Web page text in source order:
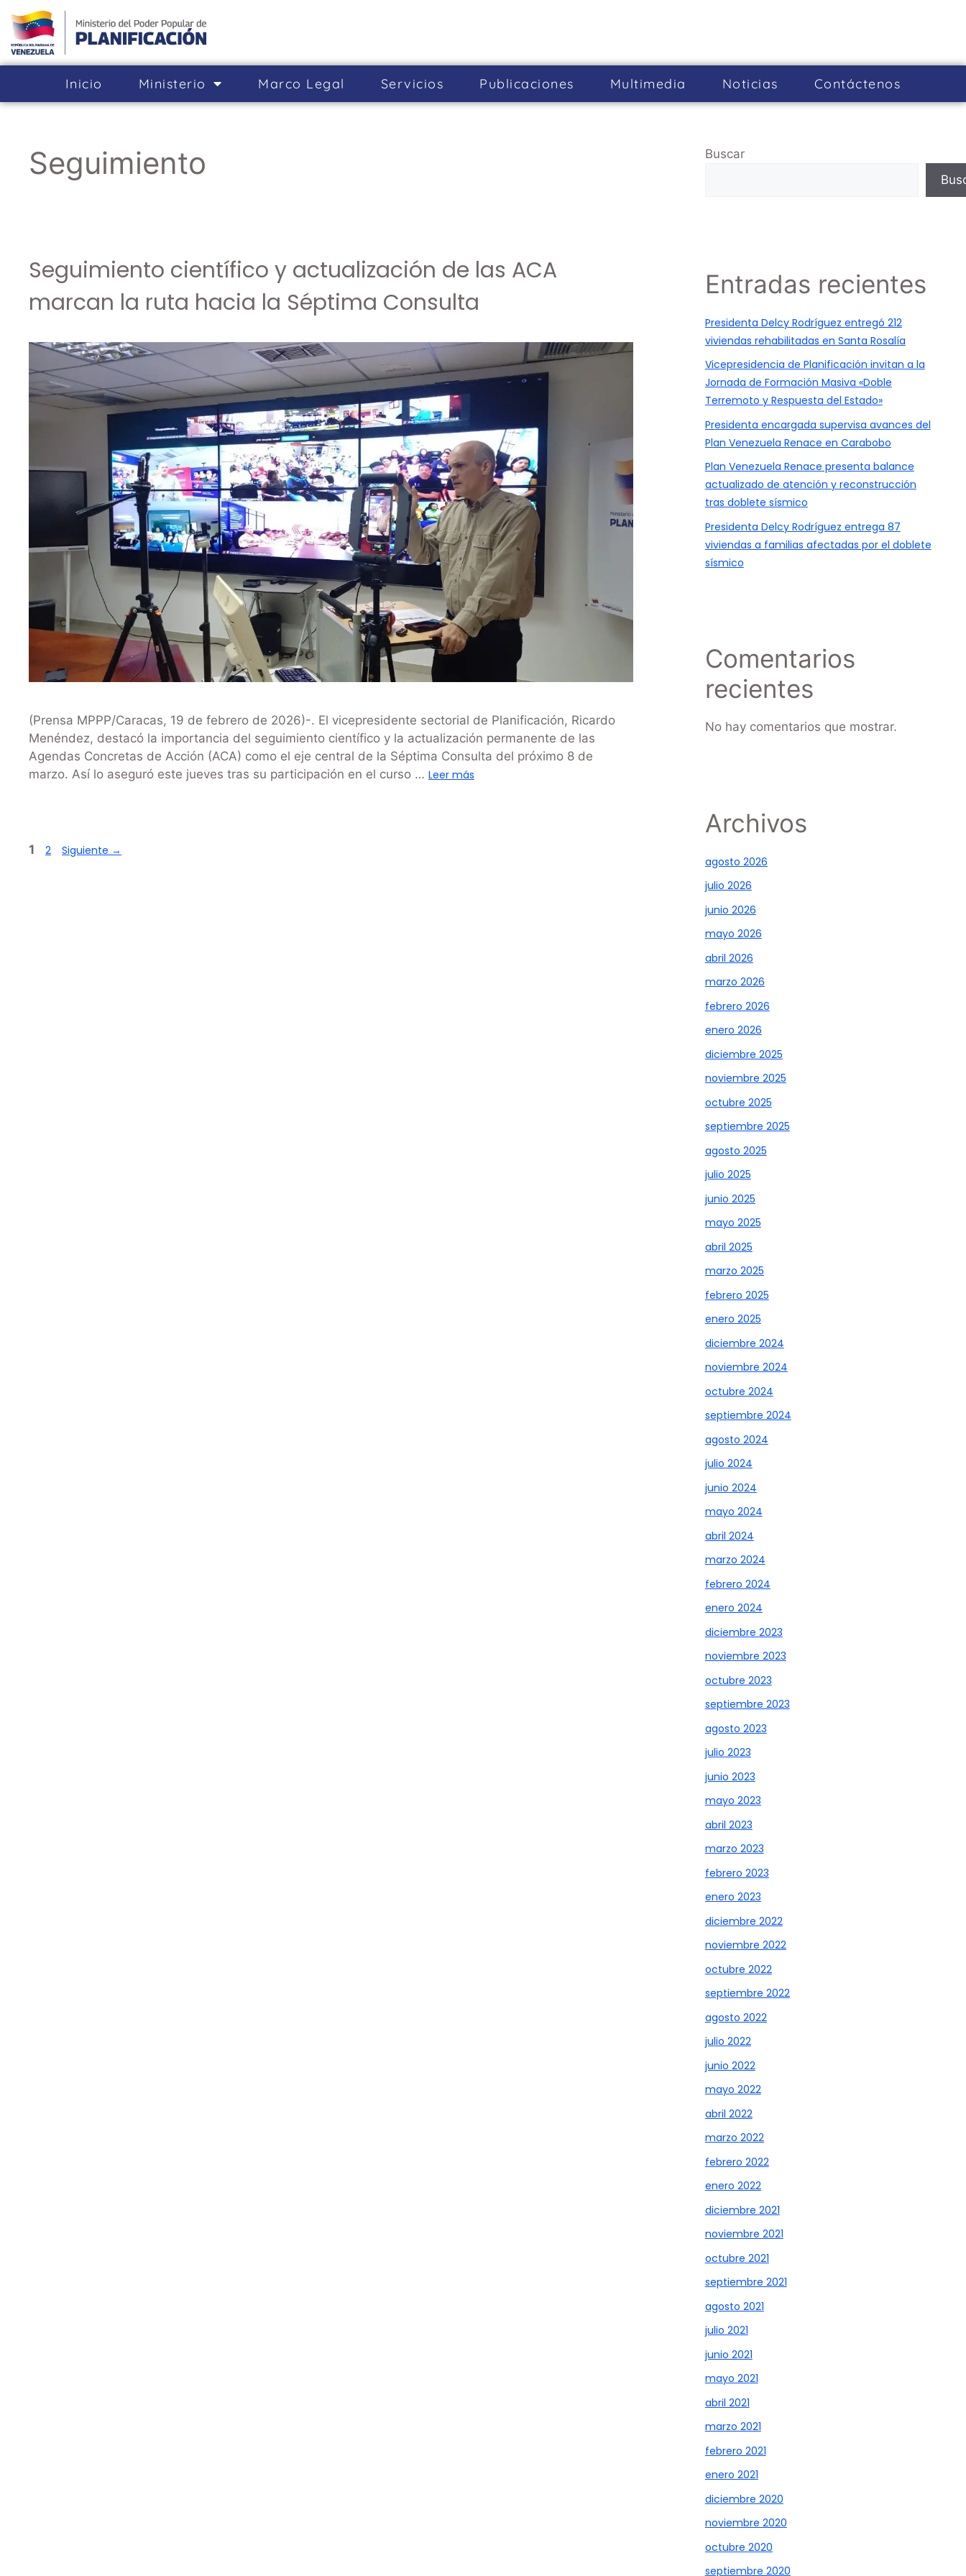
Inicio Ministerio Marco Legal Servicios Publicaciones Multimedia Noticias Cont­áctenos
Seguimiento
Seguimiento científico y actualización de las ACA
marcan la ruta hacia la Séptima Consulta
(Prensa MPPP/Caracas, 19 de febrero de 2026)-. El vicepresidente sectorial de Planificación, Ricardo
Menéndez, destacó la importancia del seguimiento científico y la actualización permanente de las
Agendas Concretas de Acción (ACA) como el eje central de la Séptima Consulta del próximo 8 de
marzo. Así lo aseguró este jueves tras su participación en el curso … Leer más
1 2 Siguiente →
Buscar
Entradas recientes
Presidenta Delcy Rodríguez entregó 212
viviendas rehabilitadas en Santa Rosalía
Vicepresidencia de Planificación invitan a la
Jornada de Formación Masiva «Doble
Terremoto y Respuesta del Estado»
Presidenta encargada supervisa avances del
Plan Venezuela Renace en Carabobo
Plan Venezuela Renace presenta balance
actualizado de atención y reconstrucción
tras doblete sísmico
Presidenta Delcy Rodríguez entrega 87
viviendas a familias afectadas por el doblete
sísmico
Comentarios
recientes
No hay comentarios que mostrar.
Archivos
agosto 2026
julio 2026
junio 2026
mayo 2026
abril 2026
marzo 2026
febrero 2026
enero 2026
diciembre 2025
noviembre 2025
octubre 2025
septiembre 2025
agosto 2025
julio 2025
junio 2025
mayo 2025
abril 2025
marzo 2025
febrero 2025
enero 2025
diciembre 2024
noviembre 2024
octubre 2024
septiembre 2024
agosto 2024
julio 2024
junio 2024
mayo 2024
abril 2024
marzo 2024
febrero 2024
enero 2024
diciembre 2023
noviembre 2023
octubre 2023
septiembre 2023
agosto 2023
julio 2023
junio 2023
mayo 2023
abril 2023
marzo 2023
febrero 2023
enero 2023
diciembre 2022
noviembre 2022
octubre 2022
septiembre 2022
agosto 2022
julio 2022
junio 2022
mayo 2022
abril 2022
marzo 2022
febrero 2022
enero 2022
diciembre 2021
noviembre 2021
octubre 2021
septiembre 2021
agosto 2021
julio 2021
junio 2021
mayo 2021
abril 2021
marzo 2021
febrero 2021
enero 2021
diciembre 2020
noviembre 2020
octubre 2020
septiembre 2020